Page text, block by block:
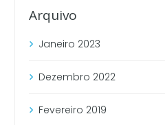
Arquivo
Janeiro 2023
Dezembro 2022
Fevereiro 2019